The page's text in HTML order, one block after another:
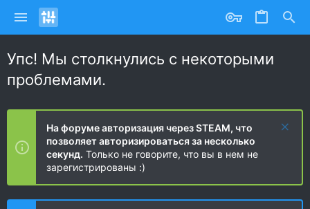
Упс! Мы столкнулись с некоторыми
проблемами.
На форуме авторизация через STEAM, что
позволяет авторизироваться за несколько
секунд. Только не говорите, что вы в нем не
зарегистрированы :)